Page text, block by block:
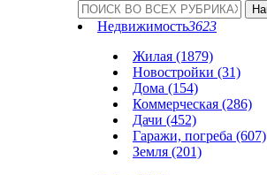
Недвижимость3623
Жилая (1879)
Новостройки (31)
Дома (154)
Коммерческая (286)
Дачи (452)
Гаражи, погреба (607)
Земля (201)